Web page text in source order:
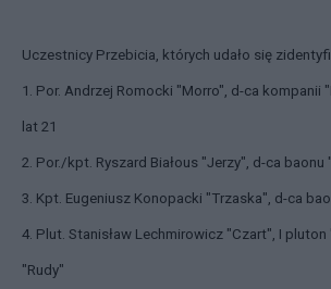
Uczestnicy Przebicia, których udało się
1. Por. Andrzej Romocki "Morro", d-ca kompanii
lat 21
2. Por./kpt. Ryszard Białous "Jerzy", d-ca
3. Kpt. Eugeniusz Konopacki "Trzaska", d-ca
4. Plut. Stanisław Lechmirowicz "Czart", I pluton
"Rudy"